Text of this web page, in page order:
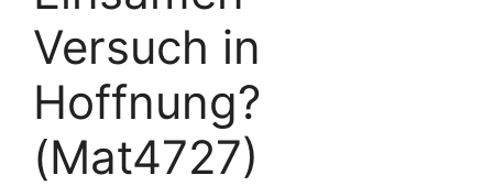
Versuch in
Hoffnung?
(Mat4727)